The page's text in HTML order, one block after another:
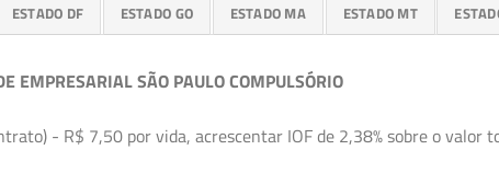
ESTADO DF ESTADO GO ESTADO MA ESTADO MT
EMPRESARIAL SÃO PAULO COMPULSÓRIO
- R$ 7,50 por vida, acrescentar IOF de 2,38% sobre o valor